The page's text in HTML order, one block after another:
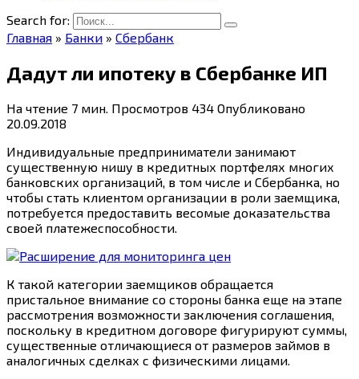
Search for:
Главная » Банки » Сбербанк
Дадут ли ипотеку в Сбербанке ИП
На чтение 7 мин. Просмотров 434 Опубликовано
20.09.2018
Индивидуальные предприниматели занимают
существенную нишу в кредитных портфелях многих
банковских организаций, в том числе и Сбербанка, но
чтобы стать клиентом организации в роли заемщика,
потребуется предоставить весомые доказательства
своей платежеспособности.
К такой категории заемщиков обращается
пристальное внимание со стороны банка еще на этапе
рассмотрения возможности заключения соглашения,
поскольку в кредитном договоре фигурируют суммы,
существенные отличающиеся от размеров займов в
аналогичных сделках с физическими лицами.